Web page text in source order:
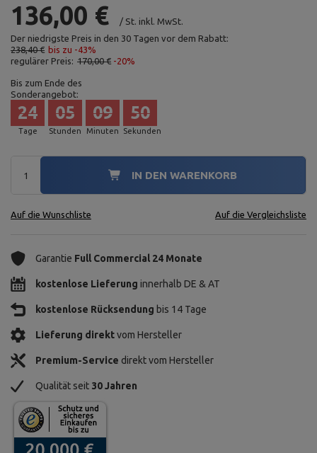
136,00 € / St. inkl. MwSt.
Der niedrigste Preis in den 30 Tagen vor dem Rabatt:
238,40 € bis zu -43%
regulärer Preis: 170,00 € -20%
Bis zum Ende des
Sonderangebot:
Tage
24
Stunden
05
Minuten
09
Sekunden
49
IN DEN WARENKORB
Auf die Wunschliste Auf die Vergleichsliste
Garantie Full Commercial 24 Monate
kostenlose Lieferung innerhalb DE & AT
kostenlose Rücksendung bis 14 Tage
Lieferung direktvom Hersteller
Premium-Service direkt vom Hersteller
Qualität seit 30 Jahren